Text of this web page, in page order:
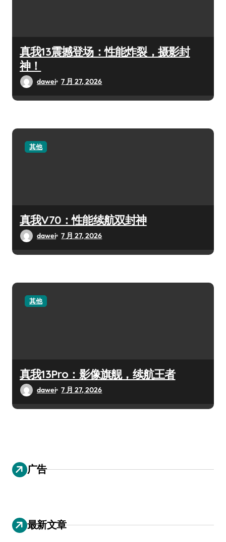
真我13震撼登场：性能炸裂，摄影封
神！
dawei 7 月 27, 2026
其他
真我V70：性能续航双封神
dawei 7 月 27, 2026
其他
真我13Pro：影像旗舰，续航王者
dawei 7 月 27, 2026
广告
最新文章